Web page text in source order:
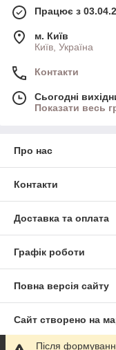
Працює з
м. Київ
Київ, Україна
Контакти
Сьогодні
Показати весь
Про нас
Контакти
Доставка та оплата
Графік роботи
Повна версія сайту
Сайт створено на
Після